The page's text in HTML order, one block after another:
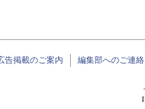
告掲載のご案内 編集部へのご連絡